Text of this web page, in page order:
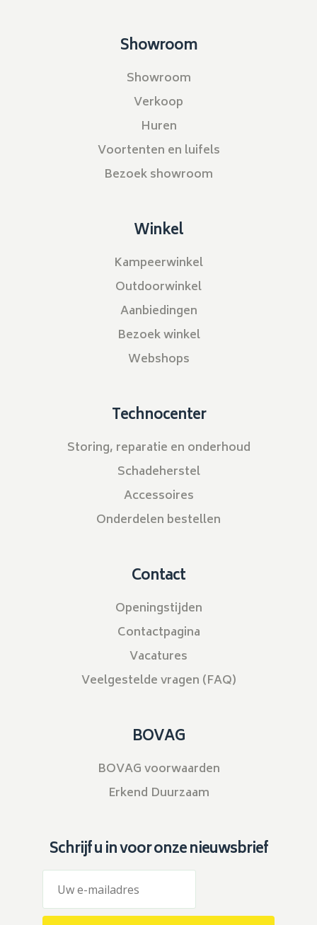
Showroom
Showroom
Verkoop
Huren
Voortenten en luifels
Bezoek showroom
Winkel
Kampeerwinkel
Outdoorwinkel
Aanbiedingen
Bezoek winkel
Webshops
Technocenter
Storing, reparatie en onderhoud
Schadeherstel
Accessoires
Onderdelen bestellen
Contact
Openingstijden
Contactpagina
Vacatures
Veelgestelde vragen (FAQ)
BOVAG
BOVAG voorwaarden
Erkend Duurzaam
Schrijf u in voor onze nieuwsbrief